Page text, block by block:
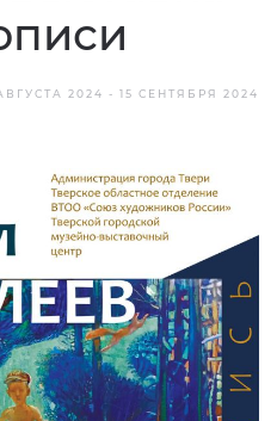
2024 - 15 СЕНТЯБРЯ 2024